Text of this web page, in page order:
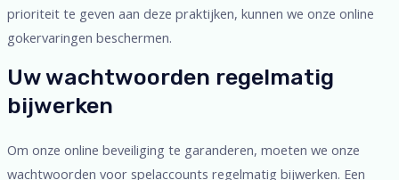
prioriteit te geven aan deze praktijken, kunnen we onze online
gokervaringen beschermen.
Uw wachtwoorden regelmatig
bijwerken
Om onze online beveiliging te garanderen, moeten we onze
wachtwoorden voor spelaccounts regelmatig bijwerken. Een